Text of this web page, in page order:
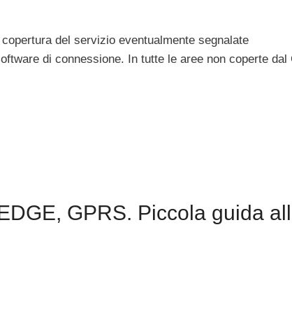
del servizio eventualmente segnalate
di connessione. In tutte le aree non coperte dal
GPRS. Piccola guida